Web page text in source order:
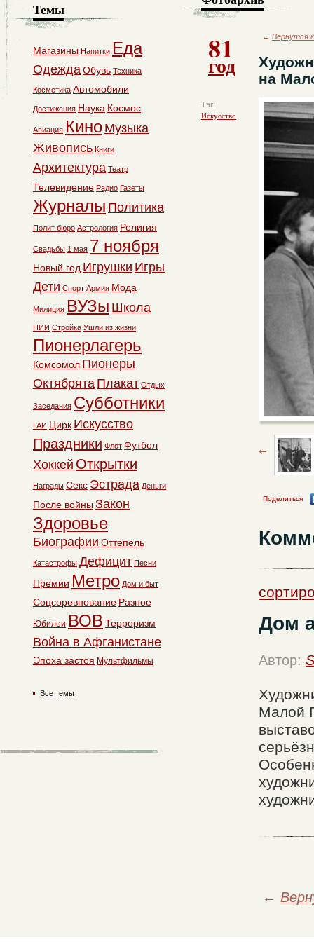
81
год
Тэг:
Искусство
← Вернутся
на
Поделиться
Дом
Автор:
Малой
←
Темы
Магазины Напитки Еда
ОдеждаОбувь Техника
Косметика Автомобили
Достижения Наука Космос
Авиация Кино Музыка
Живопись Книги
Архитектура Театр
Телевидение Радио Газеты
Журналы Политика
Полит бюро Астрология Религия
Свадьбы 1 мая 7 ноября
Новый год Игрушки Игры
Дети Спорт Армия Мода
Милиция ВУЗы Школа
НИИ Стройка Ушли из жизни
Пионерлагерь
Комсомол Пионеры
Октябрята Плакат Отдых
Заседания Субботники
ГАИ Цирк Искусство
Праздники Флот Футбол
Хоккей Открытки
Награды Секс Эстрада Деньги
После войны Закон
Здоровье
Биографии Оттепель
Катастрофы Дефицит Песни
Премии Метро Дом и быт
Соцсоревнование Разное
Юбилеи ВОВ Терроризм
Война в Афганистане
Эпоха застоя Мультфильмы
Все темы